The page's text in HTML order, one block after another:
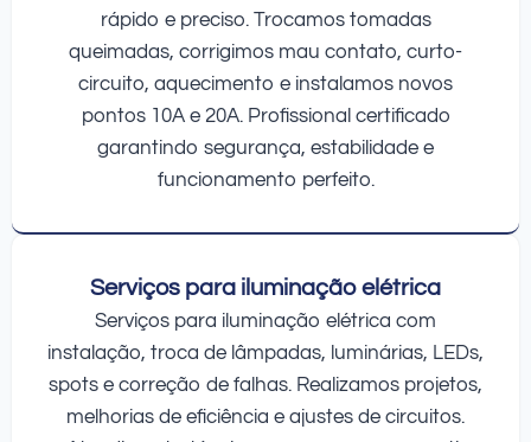
rápido e preciso. Trocamos tomadas
queimadas, corrigimos mau contato, curto-
circuito, aquecimento e instalamos novos
pontos 10A e 20A. Profissional certificado
garantindo segurança, estabilidade e
funcionamento perfeito.
Serviços para iluminação elétrica
Serviços para iluminação elétrica com
instalação, troca de lâmpadas, luminárias, LEDs,
spots e correção de falhas. Realizamos projetos,
melhorias de eficiência e ajustes de circuitos.